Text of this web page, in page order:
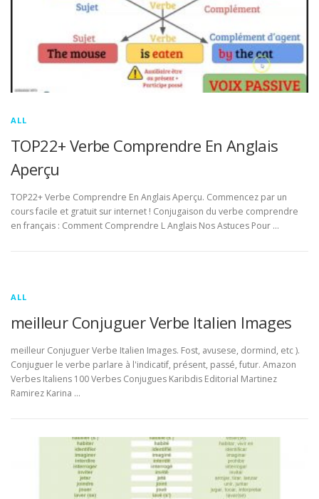
ALL
TOP22+ Verbe Comprendre En Anglais
Aperçu
TOP22+ Verbe Comprendre En Anglais Aperçu. Commencez par un
cours facile et gratuit sur internet ! Conjugaison du verbe comprendre
en français : Comment Comprendre L Anglais Nos Astuces Pour …
ALL
meilleur Conjuguer Verbe Italien Images
meilleur Conjuguer Verbe Italien Images. Fost, avusese, dormind, etc ).
Conjuguer le verbe parlare à l'indicatif, présent, passé, futur. Amazon
Verbes Italiens 100 Verbes Conjugues Karibdis Editorial Martinez
Ramirez Karina …